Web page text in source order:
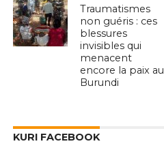
Traumatismes
non guéris : ces
blessures
invisibles qui
menacent
encore la paix au
Burundi
KURI FACEBOOK